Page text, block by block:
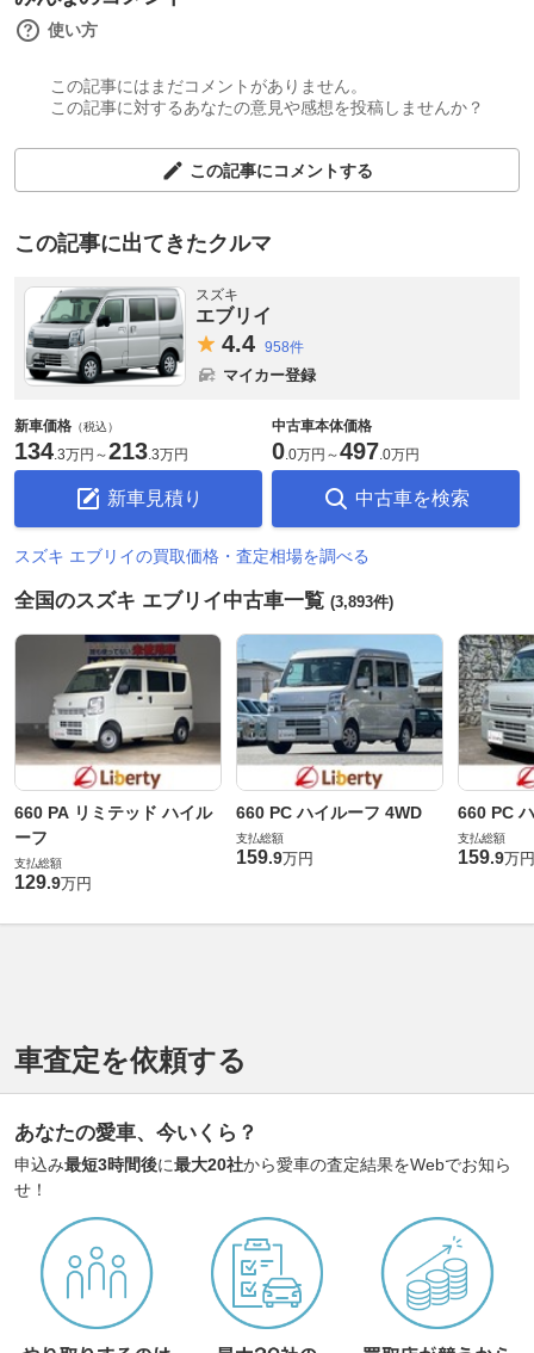
使い方
この記事にはまだコメントがありません。
この記事に対するあなたの意見や感想を投稿しませんか？
この記事にコメントする
この記事に出てきたクルマ
スズキ
エブリイ
4.4 958件
マイカー登録
新車価格 （税込）
134.3万円 ～213.3万円
新車見積り
中古車本体価格
0.0万円 ～497.0万円
中古車を検索
スズキ エブリイの買取価格・査定相場を調べる
全国のスズキ エブリイ中古車一覧 (3,893件)
660 PA リミテッド ハイル
ーフ
支払総額
129.9万円
660 PC ハイルーフ 4WD
支払総額
159.9万円
660 PC
支払総額
159.9万円
車査定を依頼する
あなたの愛車、今いくら？
申込み最短3時間後に最大20社から愛車の査定結果をWebでお知ら
せ！